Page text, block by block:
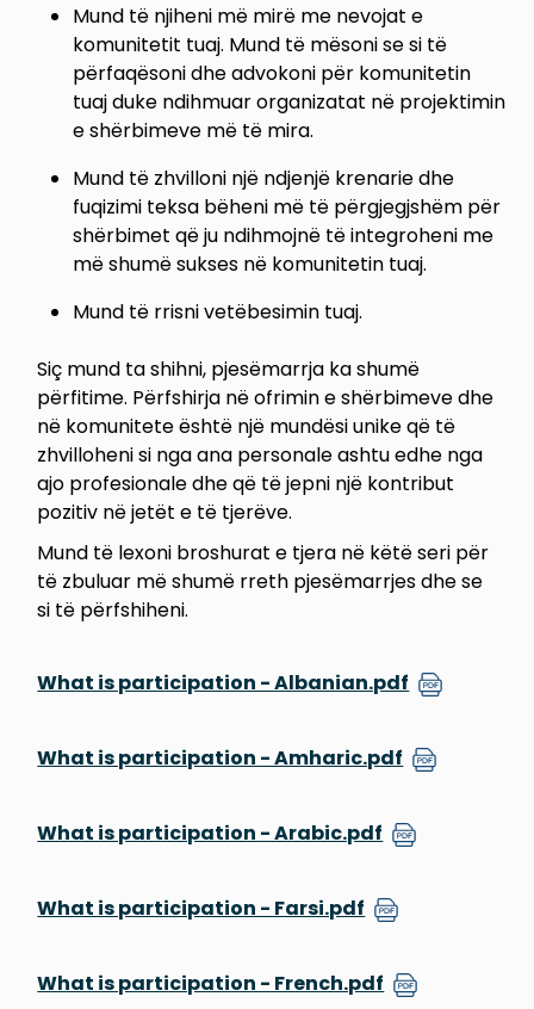
Mund të njiheni më mirë me nevojat e
komunitetit tuaj. Mund të mësoni se si të
përfaqësoni dhe advokoni për komunitetin
tuaj duke ndihmuar organizatat në projektimin
e shërbimeve më të mira.
Mund të zhvilloni një ndjenjë krenarie dhe
fuqizimi teksa bëheni më të përgjegjshëm për
shërbimet që ju ndihmojnë të integroheni me
më shumë sukses në komunitetin tuaj.
Mund të rrisni vetëbesimin tuaj.
Siç mund ta shihni, pjesëmarrja ka shumë
përfitime. Përfshirja në ofrimin e shërbimeve dhe
në komunitete është një mundësi unike që të
zhvilloheni si nga ana personale ashtu edhe nga
ajo profesionale dhe që të jepni një kontribut
pozitiv në jetët e të tjerëve.
Mund të lexoni broshurat e tjera në këtë seri për
të zbuluar më shumë rreth pjesëmarrjes dhe se
si të përfshiheni.
What is participation - Albanian.pdf
What is participation - Amharic.pdf
What is participation - Arabic.pdf
What is participation - Farsi.pdf
What is participation - French.pdf